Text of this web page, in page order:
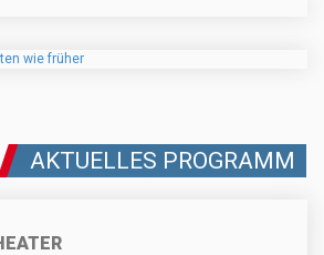
AKTUELLES PROGRAMM